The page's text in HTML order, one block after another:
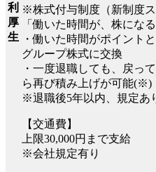
利
厚
生
※株式付与制度（新制度ス
「働いた時間が、株になる
・働いた時間がポイント
グループ株式に交換
・一度退職しても、戻っ
ら再び積み上げが可能(※)
※退職後5年以内、規定あ
【交通費】
上限30,000円まで支給
※会社規定有り